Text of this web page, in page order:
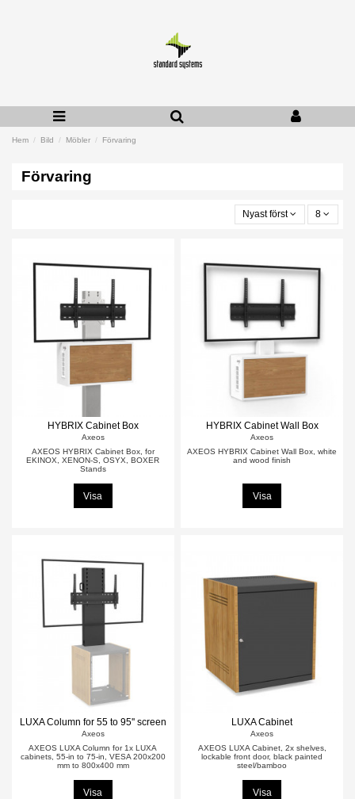
Hem Bild Möbler Förvaring
Förvaring
Nyast först 8
HYBRIX Cabinet Box
Axeos
AXEOS HYBRIX Cabinet Box, for
EKINOX, XENON-S, OSYX, BOXER
Stands
Visa
HYBRIX Cabinet Wall Box
Axeos
AXEOS HYBRIX Cabinet Wall Box, white
and wood finish
Visa
LUXA Column for 55 to 95'' screen
Axeos
AXEOS LUXA Column for 1x LUXA
cabinets, 55-in to 75-in, VESA 200x200
mm to 800x400 mm
Visa
LUXA Cabinet
Axeos
AXEOS LUXA Cabinet, 2x shelves,
lockable front door, black painted
steel/bamboo
Visa